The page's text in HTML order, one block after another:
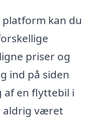
kan du
priser og
ind på siden
af en flyttebil i
aldrig været